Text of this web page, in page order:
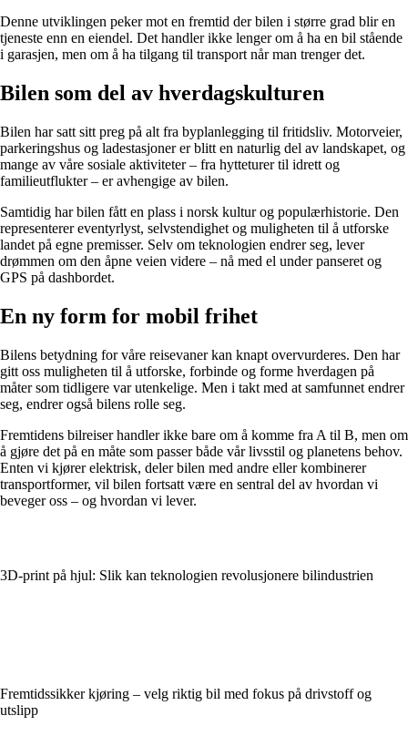
Denne utviklingen peker mot en fremtid der bilen i større grad blir en
tjeneste enn en eiendel. Det handler ikke lenger om å ha en bil stående
i garasjen, men om å ha tilgang til transport når man trenger det.
Bilen som del av hverdagskulturen
Bilen har satt sitt preg på alt fra byplanlegging til fritidsliv. Motorveier,
parkeringshus og ladestasjoner er blitt en naturlig del av landskapet, og
mange av våre sosiale aktiviteter – fra hytteturer til idrett og
familieutflukter – er avhengige av bilen.
Samtidig har bilen fått en plass i norsk kultur og populærhistorie. Den
representerer eventyrlyst, selvstendighet og muligheten til å utforske
landet på egne premisser. Selv om teknologien endrer seg, lever
drømmen om den åpne veien videre – nå med el under panseret og
GPS på dashbordet.
En ny form for mobil frihet
Bilens betydning for våre reisevaner kan knapt overvurderes. Den har
gitt oss muligheten til å utforske, forbinde og forme hverdagen på
måter som tidligere var utenkelige. Men i takt med at samfunnet endrer
seg, endrer også bilens rolle seg.
Fremtidens bilreiser handler ikke bare om å komme fra A til B, men om
å gjøre det på en måte som passer både vår livsstil og planetens behov.
Enten vi kjører elektrisk, deler bilen med andre eller kombinerer
transportformer, vil bilen fortsatt være en sentral del av hvordan vi
beveger oss – og hvordan vi lever.
3D-print på hjul: Slik kan teknologien revolusjonere bilindustrien
Fremtidssikker kjøring – velg riktig bil med fokus på drivstoff og
utslipp